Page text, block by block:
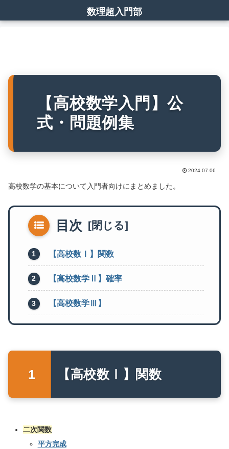
数理超入門部
【高校数学入門】公
式・問題例集
2024.07.06
高校数学の基本について入門者向けにまとめました。
目次
【高校数Ⅰ】関数
【高校数学Ⅱ】確率
【高校数学Ⅲ】
【高校数Ⅰ】関数
二次関数
平方完成